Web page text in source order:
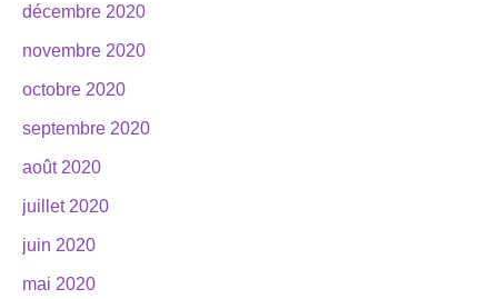
décembre 2020
novembre 2020
octobre 2020
septembre 2020
août 2020
juillet 2020
juin 2020
mai 2020